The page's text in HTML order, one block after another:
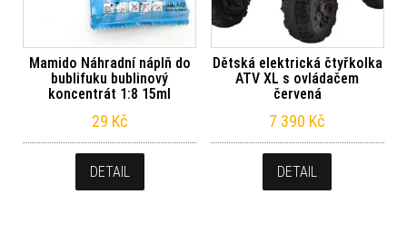
Mamido Náhradní náplň do
bublifuku bublinový
koncentrát 1:8 15ml
29 Kč
DETAIL
Dětská elektrická čtyřkolka
ATV XL s ovládačem
červená
7 390 Kč
DETAIL